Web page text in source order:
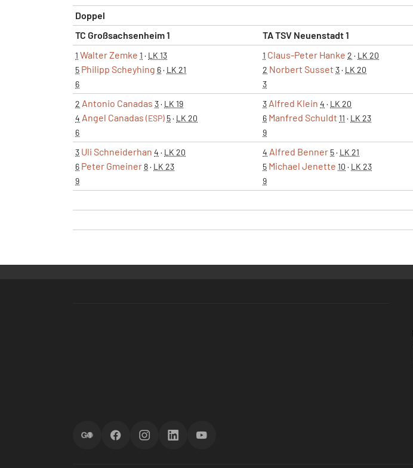
Doppel
TC Großsachsenheim 1
TA TSV Neuenstadt 1
1 Walter Zemke 1 · LK 13
5 Philipp Scheyhing 6· LK 21
6
1 Claus-Peter Hanke 2 · LK 20
2 Norbert Susset 3· LK 20
3
2 Antonio Canadas 3· LK 19
4 Angel Canadas (ESP) 5· LK 20
6
3 Alfred Klein 4 · LK 20
6 Manfred Schuldt 11 · LK 23
9
3 Uli Schneiderhan 4 · LK 20
6 Peter Gmeiner8· LK 23
9
4 Alfred Benner 5· LK 21
5 Michael Jenette 10 · LK 23
9
ScoreGOFacebookInstagramLinkedInYouTube